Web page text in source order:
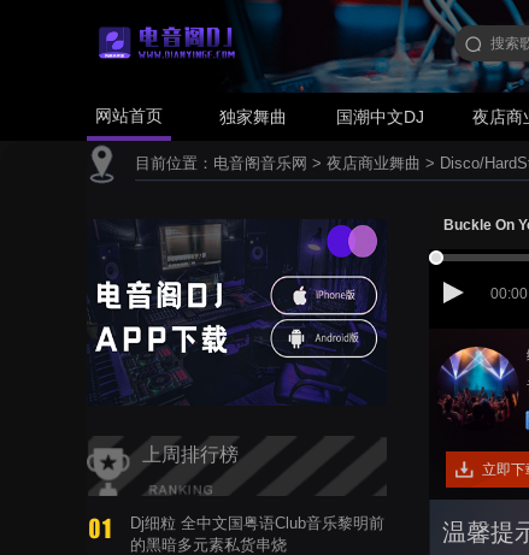
网站首页 独家舞曲 国潮中文DJ 夜店商
目前位置： 电音阁音乐网 > 夜店商业舞曲 > Disco/
上周排行榜
Dj细粒 全中文国粤语Club音乐黎明前
的黑暗多元素私货串烧
Buckle On
立即下
温馨提